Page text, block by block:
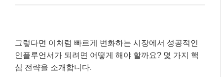
그렇다면 이처럼 빠르게 변화하는 시장에서 성공적인
인플루언서가 되려면 어떻게 해야 할까요? 몇 가지 핵
심 전략을 소개합니다.